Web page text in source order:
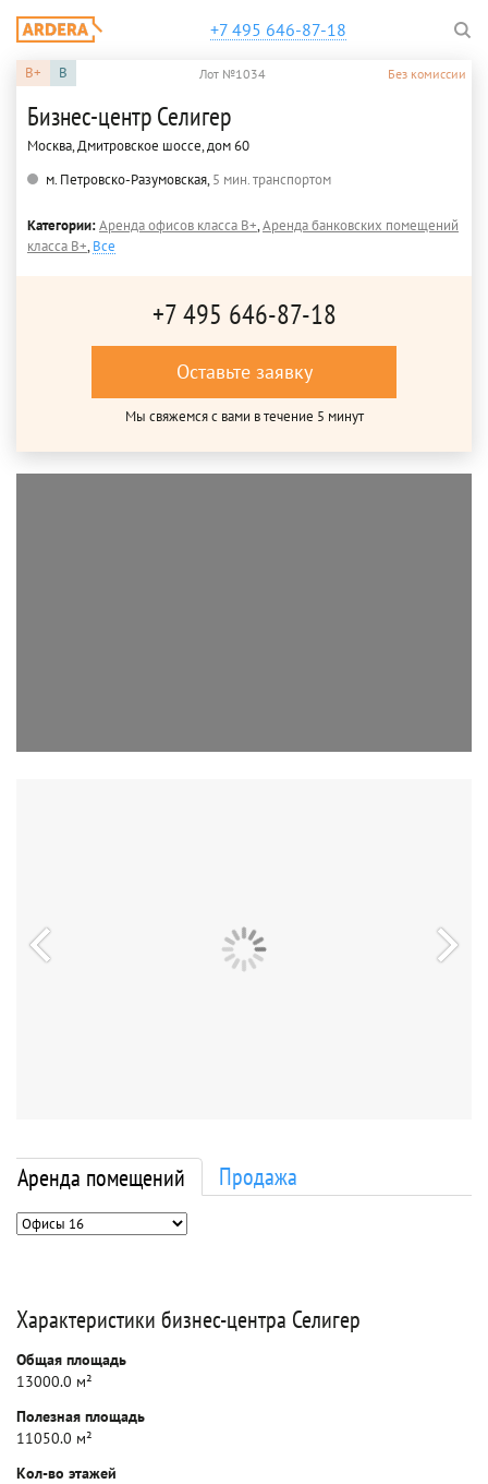
+7 495 646-87-18
B+ B Лот №1034 Без комиссии
Бизнес-центр Селигер
Москва, Дмитровское шоссе, дом 60
м. Петровско-Разумовская,5 мин. транспортом
Категории:Аренда офисов класса B+,Аренда банковских помещений
класса B+,Все
+7 495 646-87-18
Оставьте заявку
Мы свяжемся с вами в течение 5 минут
Аренда помещений Продажа
Характеристики бизнес-центра Селигер
Общая площадь
13000.0 м²
Полезная площадь
11050.0 м²
Кол-во этажей